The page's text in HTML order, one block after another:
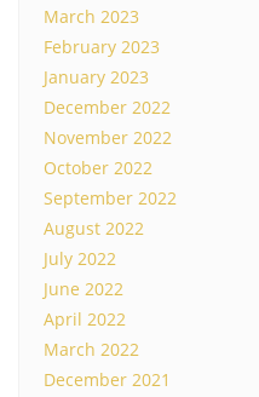
March 2023
February 2023
January 2023
December 2022
November 2022
October 2022
September 2022
August 2022
July 2022
June 2022
April 2022
March 2022
December 2021